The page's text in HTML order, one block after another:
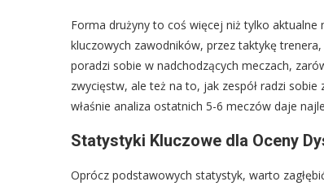
Forma drużyny to coś więcej niż tylko
kluczowych zawodników, przez taktykę
poradzi sobie w nadchodzących meczach,
zwycięstw, ale też na to, jak zespół radzi
właśnie analiza ostatnich 5-6 meczów daje
Statystyki Kluczowe dla Oceny
Oprócz podstawowych statystyk, warto